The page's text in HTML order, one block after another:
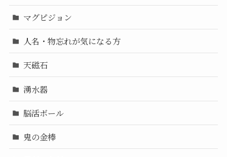
マグピジョン
人名・物忘れが気になる方
天磁石
湧水器
脳活ボール
鬼の金棒